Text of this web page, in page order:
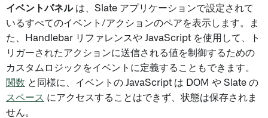
イベントパネルは、Slate アプリケーションで設定されて
いるすべてのイベント/アクションのペアを表示します。ま
た、Handlebar リファレンスや JavaScript を使用して、ト
リガーされたアクションに送信される値を制御するための
カスタムロジックをイベントに定義することもできます。
関数 と同様に、イベントの JavaScript は DOM や Slate の
スペース にアクセスすることはできず、状態は保存されま
せん。